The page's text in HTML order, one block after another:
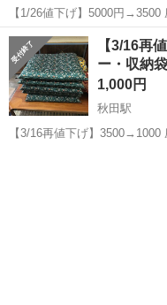
【1/26値下げ】5000円→3500 座布団の9枚セットです。専用の収納袋
がつきます。 座り心地の良いしっ
は全部重ねて袋に入れて
秋田 秋田市 秋田駅
【3/16再
ー・収納
1,000円
秋田駅
【3/16再値下げ】3500→1000 座布団5枚セットです。カバー・本体と